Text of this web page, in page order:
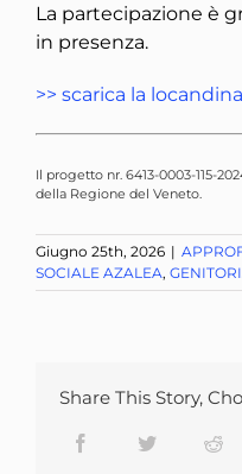
La partecipazione è
in presenza.
>> scarica la locandina
Il progetto nr. 6413-0003-115-
della Regione del Veneto.
Giugno 25th, 2026 |
SOCIALE AZALEA,
Share This Story,
Facebook Twitter